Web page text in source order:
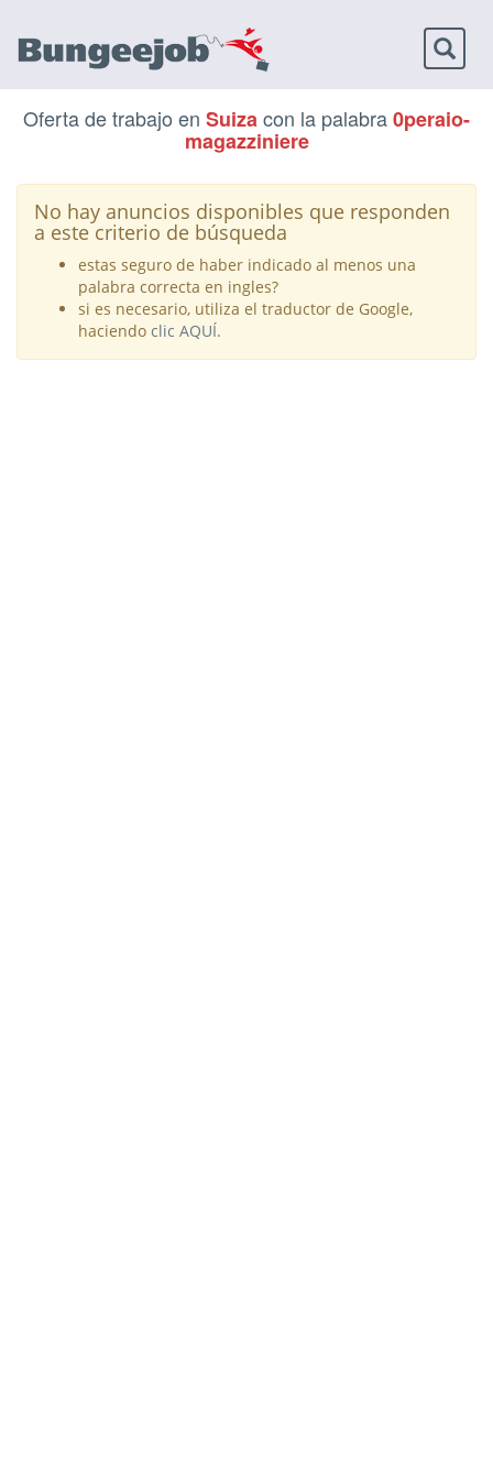
Oferta de trabajo en Suizacon la palabra0peraio-
magazziniere
No hay anuncios disponibles que responden
a este criterio de búsqueda
estas seguro de haber indicado al menos una
palabra correcta en ingles?
si es necesario, utiliza el traductor de Google,
haciendo clic AQUÍ.